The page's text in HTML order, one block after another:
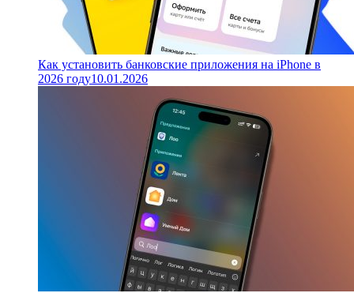
Как установить банковские приложения на iPhone в
2026 году10.01.2026